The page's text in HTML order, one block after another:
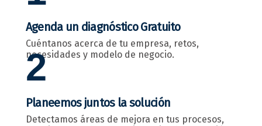
Agenda un diagnóstico Gratuito
Cuéntanos acerca de tu empresa, retos,
necesidades y modelo de negocio.
2
Planeemos juntos la solución
Detectamos áreas de mejora en tus procesos,